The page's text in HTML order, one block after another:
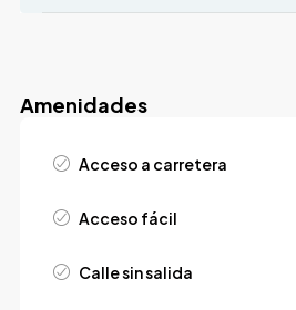
Amenidades
Acceso a carretera
Acceso fácil
Calle sin salida